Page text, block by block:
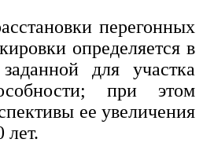
перегонных
определяется в
для участка
при этом
ее увеличения